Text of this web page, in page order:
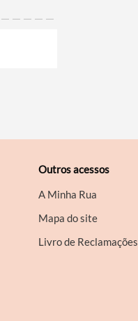
Outros acessos
A Minha Rua
Mapa do site
Livro de Reclamações